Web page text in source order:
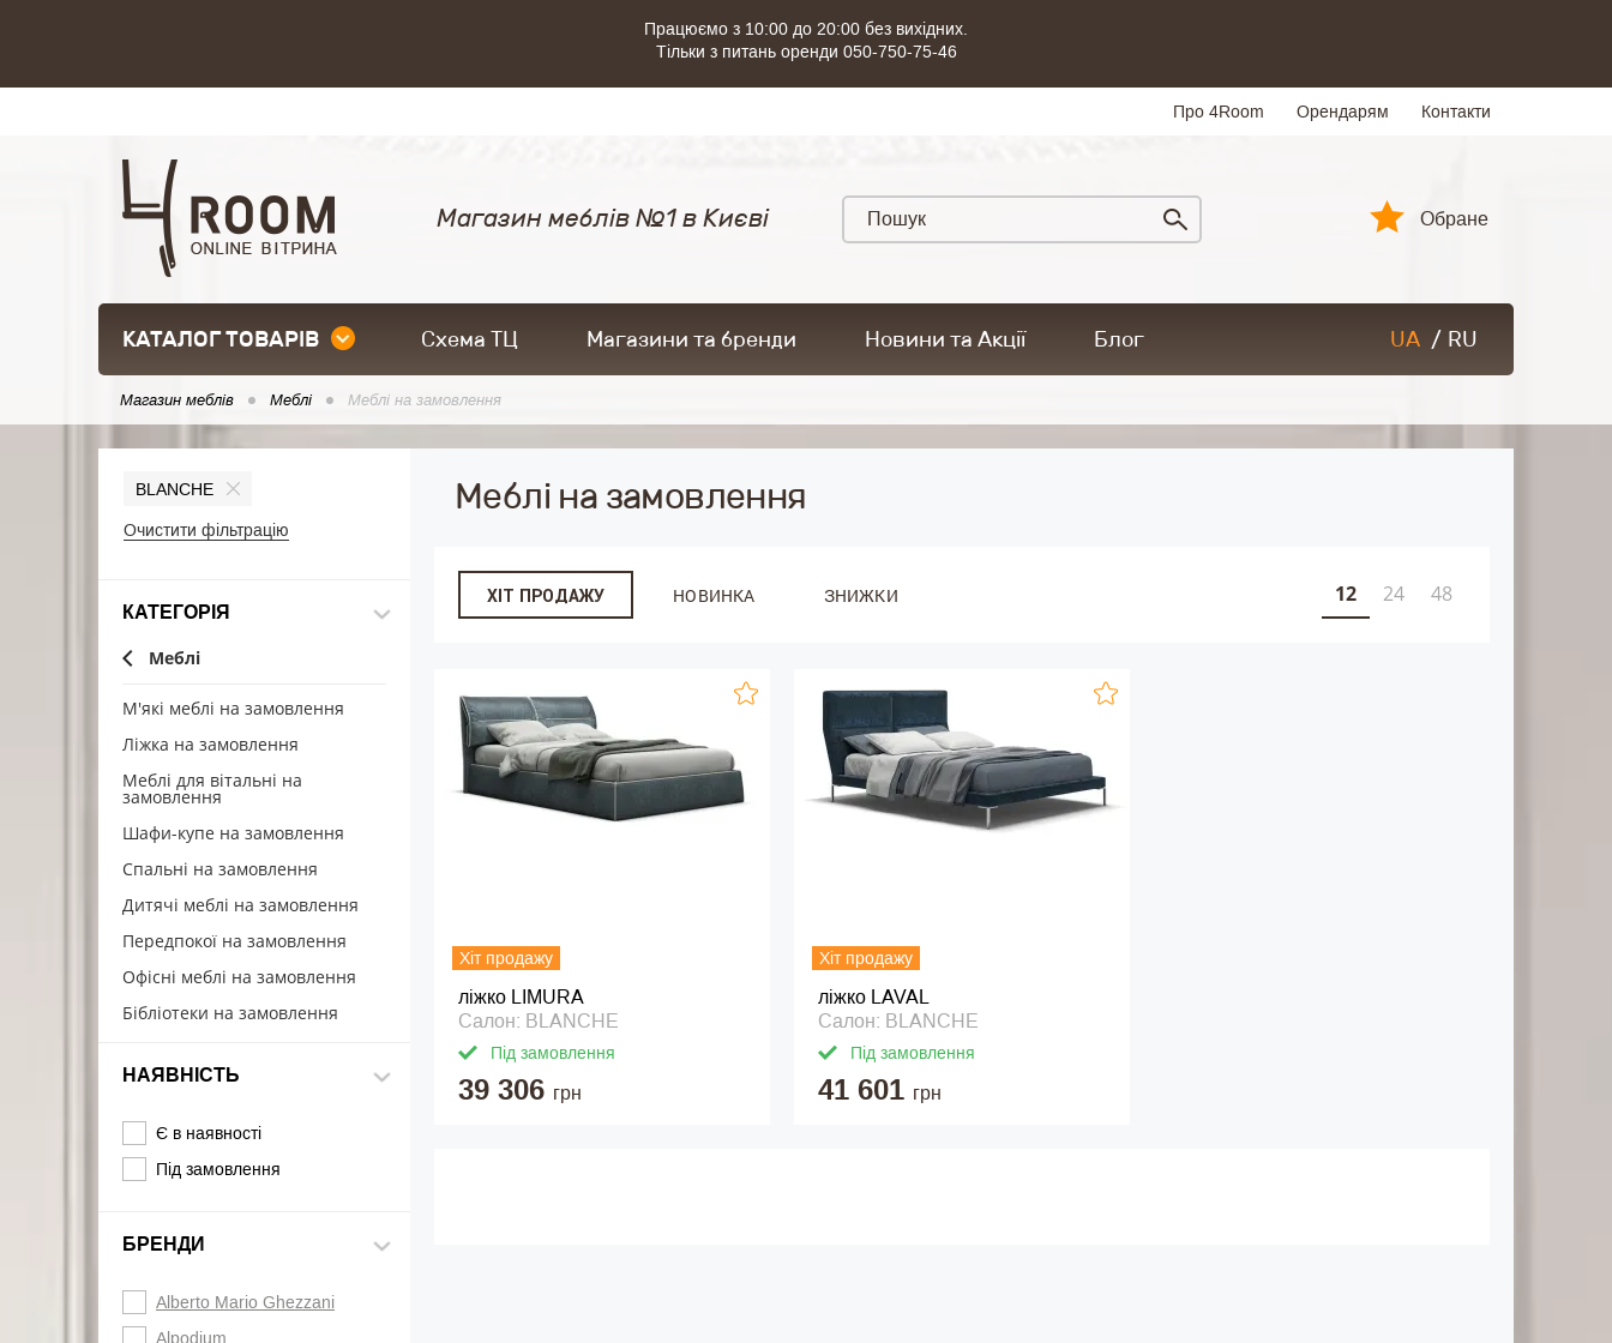
Працюємо з 10:00 до 20:00 без вихідних.
Тільки з питань оренди 050-750-75-46
Про 4Room Орендарям Контакти
Магазин меблів №1 в Києві Обране
КАТАЛОГ ТОВАРІВ Схема ТЦ Магазини та бренди Новини та Акції Блог UA / RU
Магазин меблів Меблі Меблі на замовлення
BLANCHE
Очистити фільтрацію
КАТЕГОРІЯ
Меблі
М'які меблі на замовлення
Ліжка на замовлення
Меблі для вітальні на
замовлення
Шафи-купе на замовлення
Спальні на замовлення
Дитячі меблі на замовлення
Передпокої на замовлення
Офісні меблі на замовлення
Бібліотеки на замовлення
НАЯВНІСТЬ
Є в наявності
Під замовлення
БРЕНДИ
Alberto Mario Ghezzani
Alpodium
Меблі на замовлення
ХІТ ПРОДАЖУ НОВИНКА ЗНИЖКИ 12 24 48
Хіт продажу
ліжко LIMURA
Салон: BLANCHE
Під замовлення
39 306 грн
Хіт продажу
ліжко LAVAL
Салон: BLANCHE
Під замовлення
41 601 грн